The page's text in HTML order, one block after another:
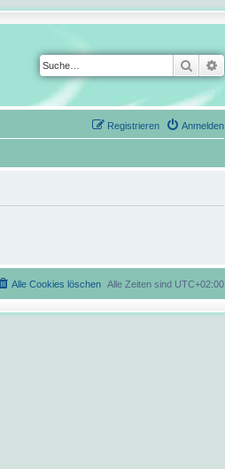
Suche
Anmelden
Registrieren
Alle Zeiten sind UTC+02:00
Alle Cookies löschen